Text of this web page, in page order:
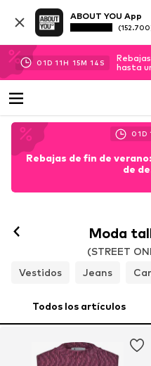
ABOUT YOU App
01D 11H 15M 13 S
hasta
01D
Rebajas de fin de
de
Moda
(STREET
Vestidos
Jeans
Todos los artículos